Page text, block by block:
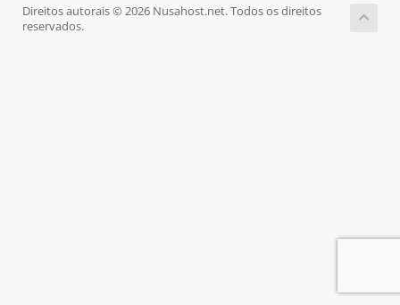
Direitos autorais © 2026 Nusahost.net. Todos os direitos
reservados.